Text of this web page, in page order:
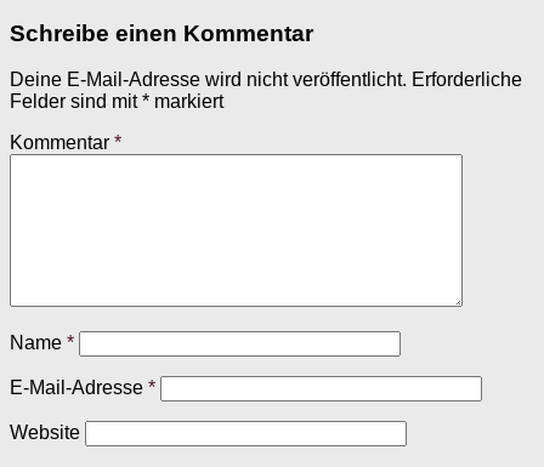
Schreibe einen Kommentar
Deine E-Mail-Adresse wird nicht veröffentlicht. Erforderliche
Felder sind mit* markiert
Kommentar *
Name *
E-Mail-Adresse *
Website